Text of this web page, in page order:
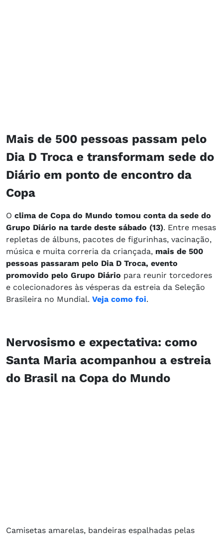
Mais de 500 pessoas passam pelo
Dia D Troca e transformam sede do
Diário em ponto de encontro da
Copa
O clima de Copa do Mundo tomou conta da sede do
Grupo Diário na tarde deste sábado (13). Entre mesas
repletas de álbuns, pacotes de figurinhas, vacinação,
música e muita correria da criançada, mais de 500
pessoas passaram pelo Dia D Troca, evento
promovido pelo Grupo Diário para reunir torcedores
e colecionadores às vésperas da estreia da Seleção
Brasileira no Mundial. Veja como foi.
Nervosismo e expectativa: como
Santa Maria acompanhou a estreia
do Brasil na Copa do Mundo
Camisetas amarelas, bandeiras espalhadas pelas